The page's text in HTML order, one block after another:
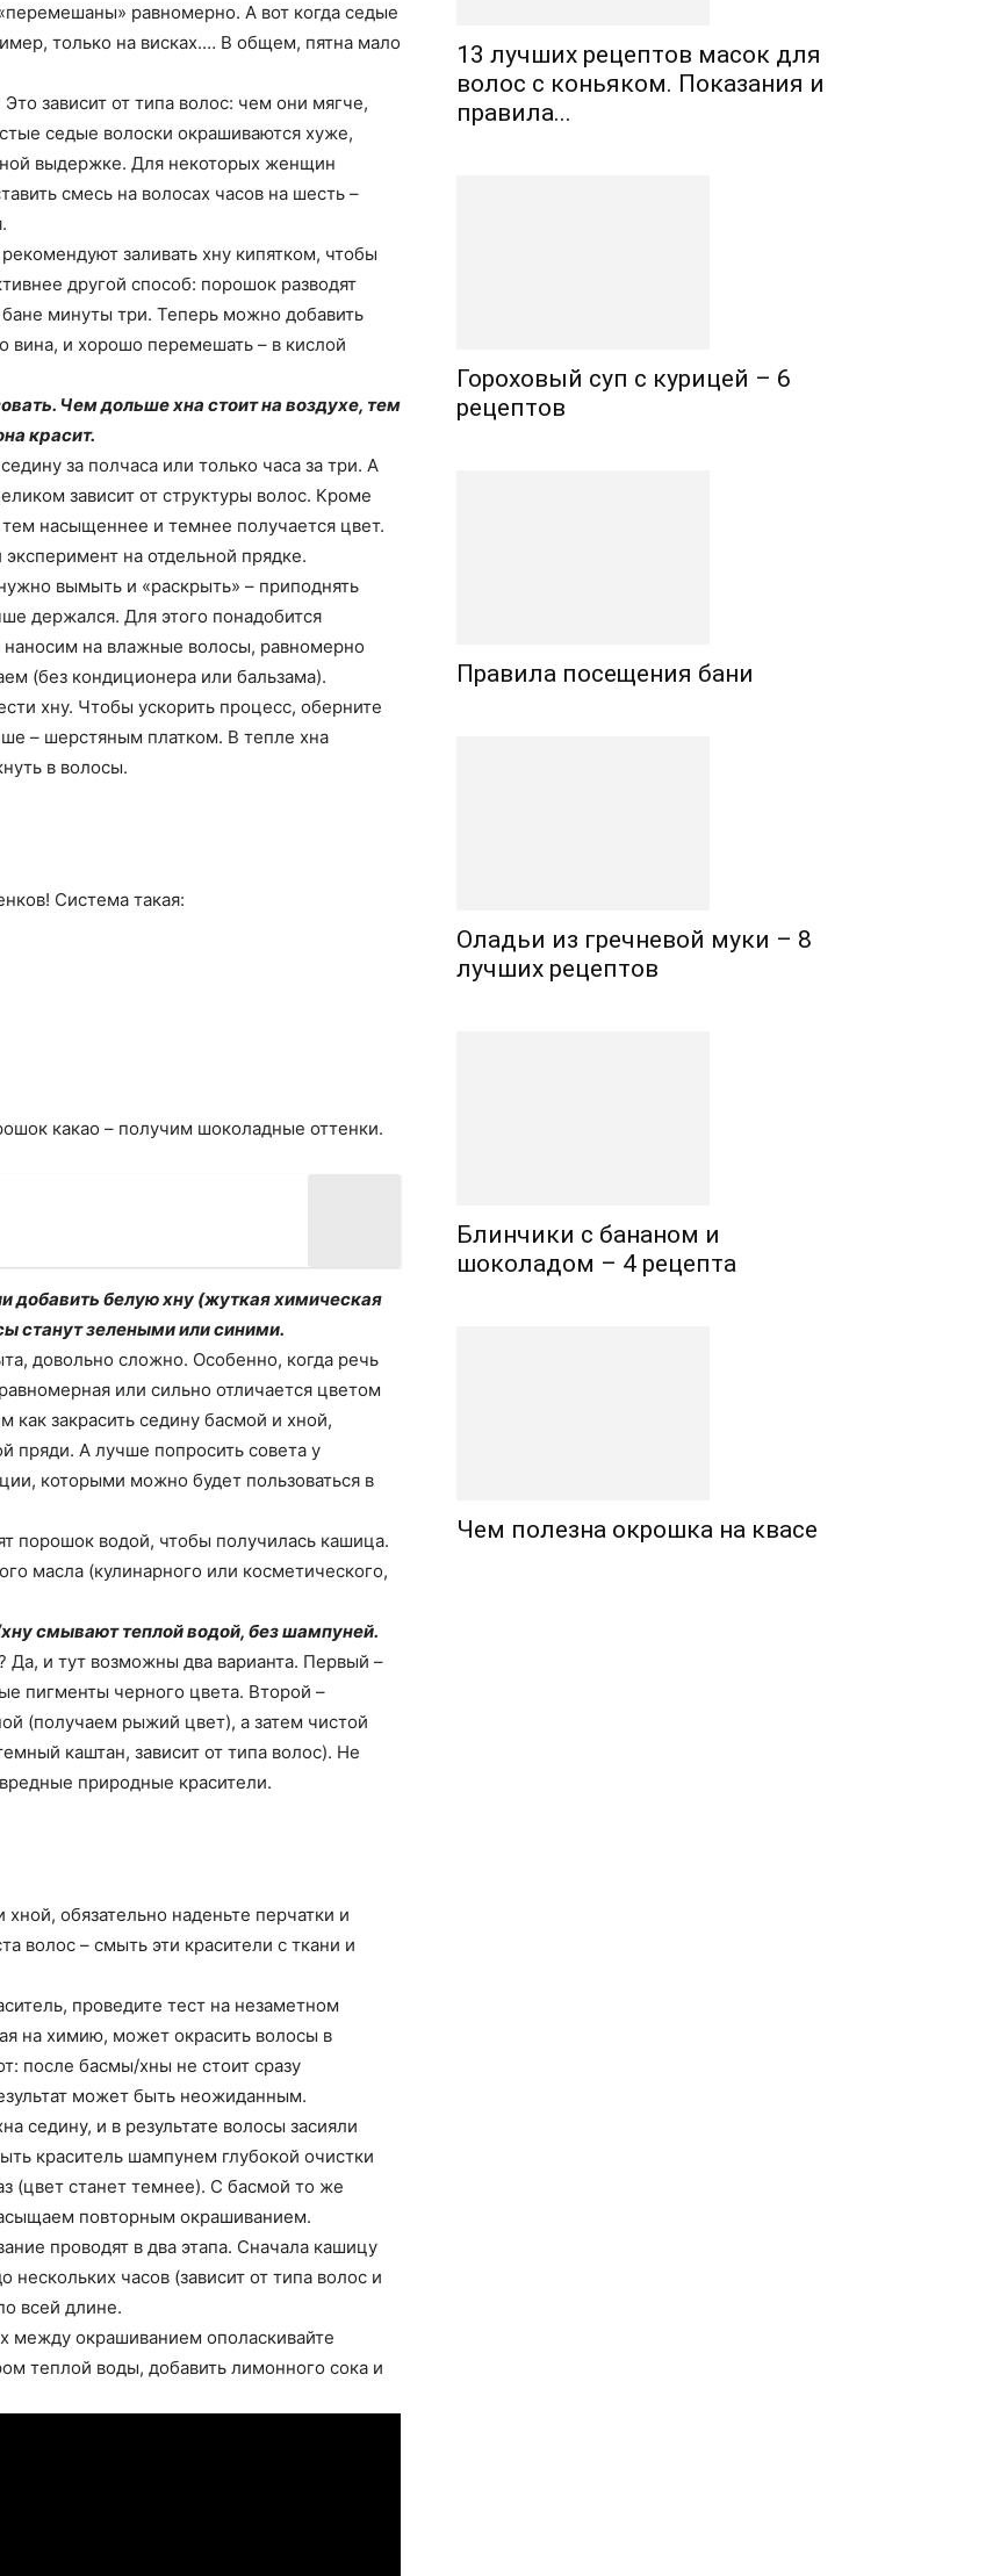
равномерно. А вот когда седые
только на висках.… В общем, пятна мало
зависит от типа волос: чем они мягче,
седые волоски окрашиваются хуже,
выдержке. Для некоторых женщин
смесь на волосах часов на шесть –
заливать хну кипятком, чтобы
другой способ: порошок разводят
минуты три. Теперь можно добавить
вина, и хорошо перемешать – в кислой
Чем дольше хна стоит на воздухе, тем
красит.
за полчаса или только часа за три. А
зависит от структуры волос. Кроме
насыщеннее и темнее получается цвет.
на отдельной прядке.
вымыть и «раскрыть» – приподнять
держался. Для этого понадобится
на влажные волосы, равномерно
(без кондиционера или бальзама).
хну. Чтобы ускорить процесс, оберните
– шерстяным платком. В тепле хна
в волосы.
Система такая:
какао – получим шоколадные оттенки.
добавить белую хну (жуткая химическая
станут зелеными или синими.
довольно сложно. Особенно, когда речь
или сильно отличается цветом
как закрасить седину басмой и хной,
пряди. А лучше попросить совета у
которыми можно будет пользоваться в
порошок водой, чтобы получилась кашица.
масла (кулинарного или косметического,
смывают теплой водой, без шампуней.
Да, и тут возможны два варианта. Первый –
пигменты черного цвета. Второй –
(получаем рыжий цвет), а затем чистой
каштан, зависит от типа волос). Не
природные красители.
обязательно наденьте перчатки и
волос – смыть эти красители с ткани и
проведите тест на незаметном
на химию, может окрасить волосы в
после басмы/хны не стоит сразу
может быть неожиданным.
седину, и в результате волосы засияли
краситель шампунем глубокой очистки
(цвет станет темнее). С басмой то же
повторным окрашиванием.
проводят в два этапа. Сначала кашицу
часов (зависит от типа волос и
всей длине.
между окрашиванием ополаскивайте
теплой воды, добавить лимонного сока и
13 лучших рецептов масок для
волос с коньяком. Показания и
правила...
Гороховый суп с курицей – 6
рецептов
Правила посещения бани
Оладьи из гречневой муки – 8
лучших рецептов
Блинчики с бананом и
шоколадом – 4 рецепта
Чем полезна окрошка на квасе